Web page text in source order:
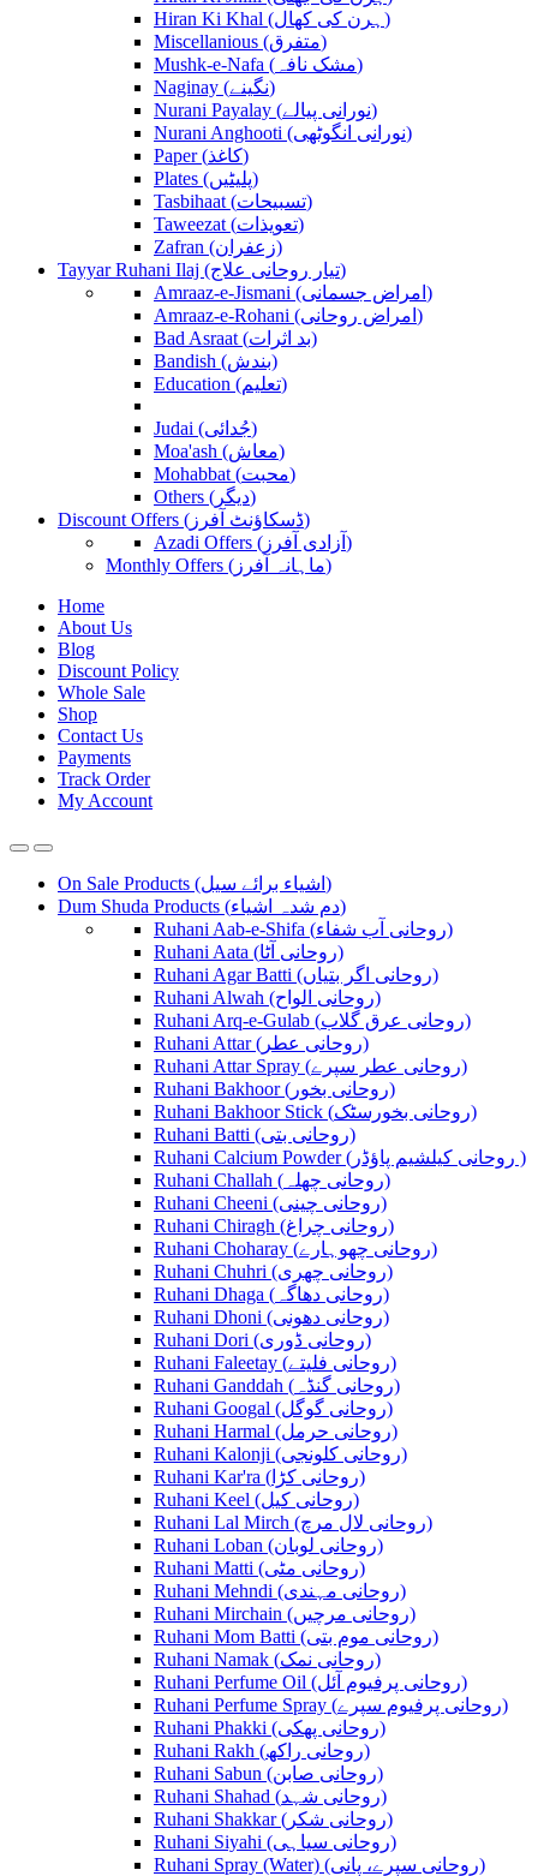
Hiran Ki Khal (ہرن کی کھال)
Miscellanious (متفرق)
Mushk-e-Nafa (مشک نافہ)
Naginay (نگینے)
Nurani Payalay (نورانی پیالے)
Nurani Anghooti (نورانی انگوٹھی)
Paper (کاغذ)
Plates (پلیٹیں)
Tasbihaat (تسبیحات)
Taweezat (تعویذات)
Zafran (زعفران)
Tayyar Ruhani Ilaj (تیار روحانی علاج)
Amraaz-e-Jismani (امراض جسمانی)
Amraaz-e-Rohani (امراض روحانی)
Bad Asraat (بد اثرات)
Bandish (بندش)
Education (تعلیم)
Judai (جُدائی)
Moa'ash (معاش)
Mohabbat (محبت)
Others (دیگر)
Discount Offers (ڈسکاؤنٹ آفرز)
Azadi Offers (آزادی آفرز)
Monthly Offers (ماہانہ آفرز)
Home
About Us
Blog
Discount Policy
Whole Sale
Shop
Contact Us
Payments
Track Order
My Account
On Sale Products (اشیاء برائے سیل)
Dum Shuda Products (دم شدہ اشیاء)
Ruhani Aab-e-Shifa (روحانی آب شفاء)
Ruhani Aata (روحانی آٹا)
Ruhani Agar Batti (روحانی اگر بتیاں)
Ruhani Alwah (روحانی الواح)
Ruhani Arq-e-Gulab (روحانی عرق گلاب)
Ruhani Attar (روحانی عطر)
Ruhani Attar Spray (روحانی عطر سپرے)
Ruhani Bakhoor (روحانی بخور)
Ruhani Bakhoor Stick (روحانی بخورسٹک)
Ruhani Batti (روحانی بتی)
Ruhani Calcium Powder (روحانی کیلشیم پاؤڈر )
Ruhani Challah (روحانی چھلہ)
Ruhani Cheeni (روحانی چینی)
Ruhani Chiragh (روحانی چراغ)
Ruhani Choharay (روحانی چھوہارے)
Ruhani Chuhri (روحانی چھری)
Ruhani Dhaga (روحانی دھاگہ)
Ruhani Dhoni (روحانی دھونی)
Ruhani Dori (روحانی ڈوری)
Ruhani Faleetay (روحانی فلیتے)
Ruhani Ganddah (روحانی گنڈہ)
Ruhani Googal (روحانی گوگل)
Ruhani Harmal (روحانی حرمل)
Ruhani Kalonji (روحانی کلونجی)
Ruhani Kar'ra (روحانی کڑا)
Ruhani Keel (روحانی کیل)
Ruhani Lal Mirch (روحانی لال مرچ)
Ruhani Loban (روحانی لوبان)
Ruhani Matti (روحانی مٹی)
Ruhani Mehndi (روحانی مہندی)
Ruhani Mirchain (روحانی مرچیں)
Ruhani Mom Batti (روحانی موم بتی)
Ruhani Namak (روحانی نمک)
Ruhani Perfume Oil (روحانی پرفیوم آئل)
Ruhani Perfume Spray (روحانی پرفیوم سپرے)
Ruhani Phakki (روحانی پھکی)
Ruhani Rakh (روحانی راکھ)
Ruhani Sabun (روحانی صابن)
Ruhani Shahad (روحانی شہد)
Ruhani Shakkar (روحانی شکر)
Ruhani Siyahi (روحانی سیاہی)
Ruhani Spray (Water) (روحانی سپرے، پانی)